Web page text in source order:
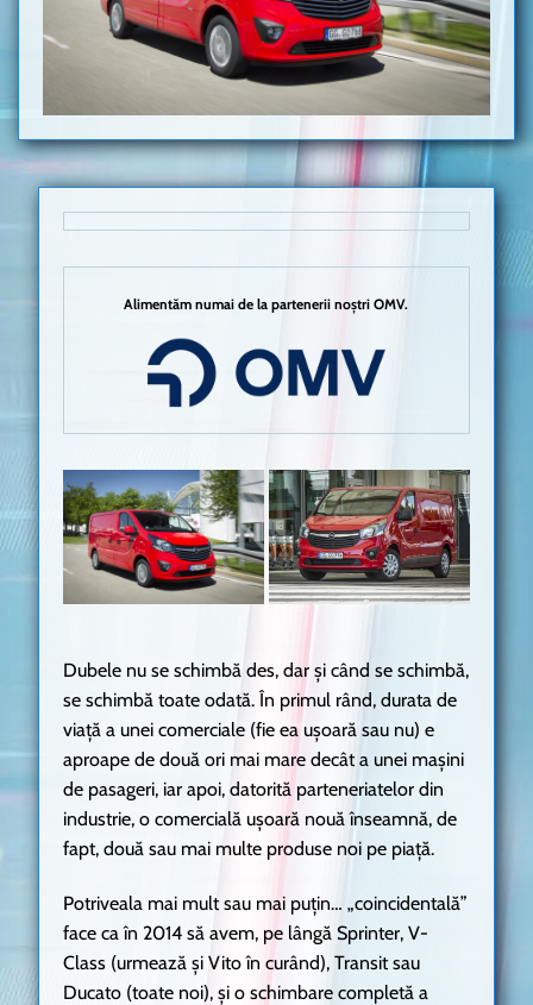
Alimentăm numai de la partenerii noștri OMV.
Dubele nu se schimbă des, dar și când se schimbă,
se schimbă toate odată. În primul rând, durata de
viață a unei comerciale (fie ea ușoară sau nu) e
aproape de două ori mai mare decât a unei mașini
de pasageri, iar apoi, datorită parteneriatelor din
industrie, o comercială ușoară nouă înseamnă, de
fapt, două sau mai multe produse noi pe piață.
Potriveala mai mult sau mai puțin… „coincidentală”
face ca în 2014 să avem, pe lângă Sprinter, V-
Class (urmează și Vito în curând), Transit sau
Ducato (toate noi), și o schimbare completă a